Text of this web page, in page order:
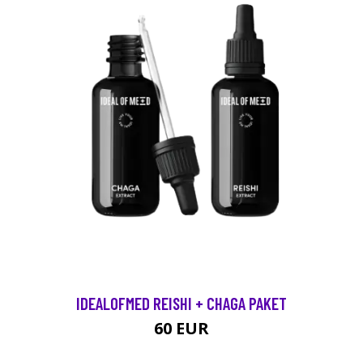
IDEALOFMED REISHI + CHAGA PAKET
60 EUR